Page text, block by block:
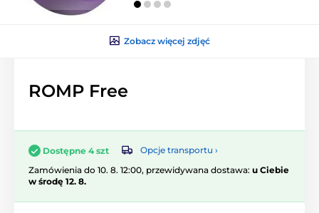
Zobacz więcej zdjęć
ROMP Free
Dostępne 4 szt
Opcje transportu ›
Zamówienia do 10. 8. 12:00, przewidywana dostawa: u Ciebie
w środę 12. 8.